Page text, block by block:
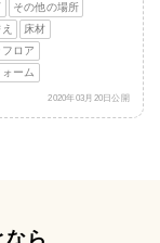
その他の場所
床材
ロア
ーム
2020年03月20日公開
なら